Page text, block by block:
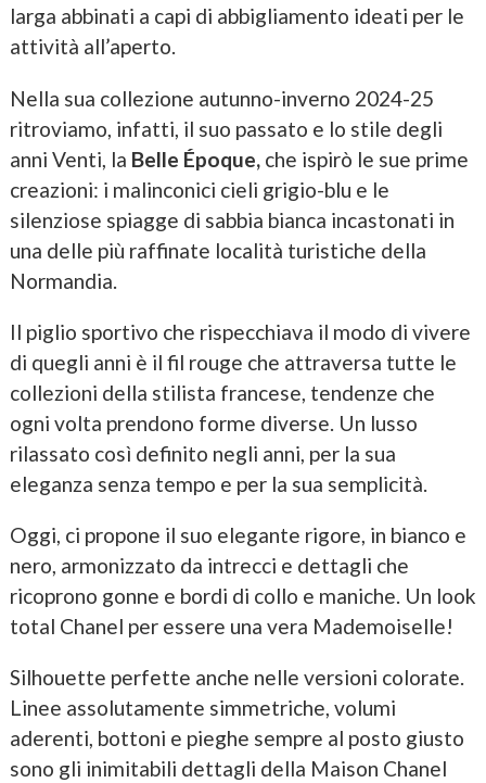
larga abbinati a capi di abbigliamento ideati per le
attività all’aperto.
Nella sua collezione autunno-inverno 2024-25
ritroviamo, infatti, il suo passato e lo stile degli
anni Venti, la Belle Époque, che ispirò le sue prime
creazioni: i malinconici cieli grigio-blu e le
silenziose spiagge di sabbia bianca incastonati in
una delle più raffinate località turistiche della
Normandia.
Il piglio sportivo che rispecchiava il modo di vivere
di quegli anni è il fil rouge che attraversa tutte le
collezioni della stilista francese, tendenze che
ogni volta prendono forme diverse. Un lusso
rilassato così definito negli anni, per la sua
eleganza senza tempo e per la sua semplicità.
Oggi, ci propone il suo elegante rigore, in bianco e
nero, armonizzato da intrecci e dettagli che
ricoprono gonne e bordi di collo e maniche. Un look
total Chanel per essere una vera Mademoiselle!
Silhouette perfette anche nelle versioni colorate.
Linee assolutamente simmetriche, volumi
aderenti, bottoni e pieghe sempre al posto giusto
sono gli inimitabili dettagli della Maison Chanel